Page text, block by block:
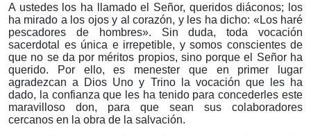
A ustedes los ha llamado el Señor, queridos diáconos; los
ha mirado a los ojos y al corazón, y les ha dicho: «Los haré
pescadores de hombres». Sin duda, toda vocación
sacerdotal es única e irrepetible, y somos conscientes de
que no se da por méritos propios, sino porque el Señor ha
querido. Por ello, es menester que en primer lugar
agradezcan a Dios Uno y Trino la vocación que les ha
dado, la confianza que les ha tenido para concederles este
maravilloso don, para que sean sus colaboradores
cercanos en la obra de la salvación.